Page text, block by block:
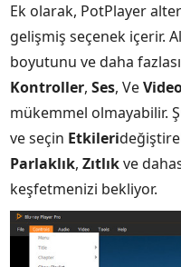
Ek olarak, PotPlayer
gelişmiş seçenek içerir.
boyutunu ve daha
Kontroller,Ses, Ve
mükemmel olmayabilir.
ve seçin Etkileri
Parlaklık,Zıtlıkve
keşfetmenizi bekliyor.